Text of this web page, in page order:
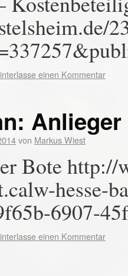
einen Kommentar
von Markus Wiest
Bote http://
hesse-
6907-
einen Kommentar